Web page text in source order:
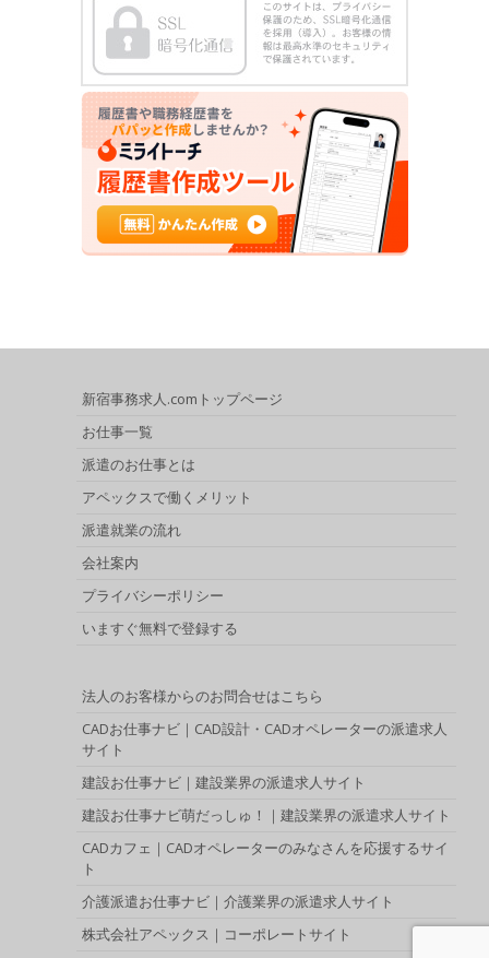
新宿事務求人.comトップページ
お仕事一覧
派遣のお仕事とは
アペックスで働くメリット
派遣就業の流れ
会社案内
プライバシーポリシー
いますぐ無料で登録する
法人のお客様からのお問合せはこちら
CADお仕事ナビ｜CAD設計・CADオペレーターの派遣求人
サイト
建設お仕事ナビ｜建設業界の派遣求人サイト
建設お仕事ナビ萌だっしゅ！｜建設業界の派遣求人サイト
CADカフェ｜CADオペレーターのみなさんを応援するサイ
ト
介護派遣お仕事ナビ｜介護業界の派遣求人サイト
株式会社アペックス｜コーポレートサイト